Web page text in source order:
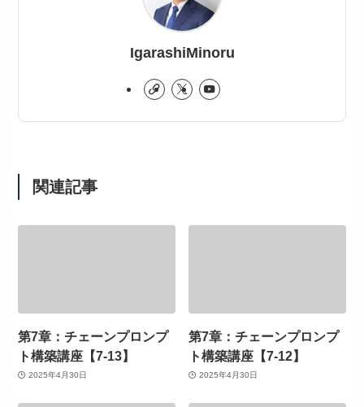
IgarashiMinoru
関連記事
第7章：チェーンプロンプ
ト構築講座【7-13】
2025年4月30日
第7章：チェーンプロンプ
ト構築講座【7-12】
2025年4月30日